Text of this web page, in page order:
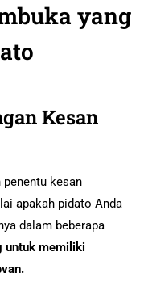
yang
Kesan
kesan
apakah pidato Anda
dalam beberapa
untuk memiliki